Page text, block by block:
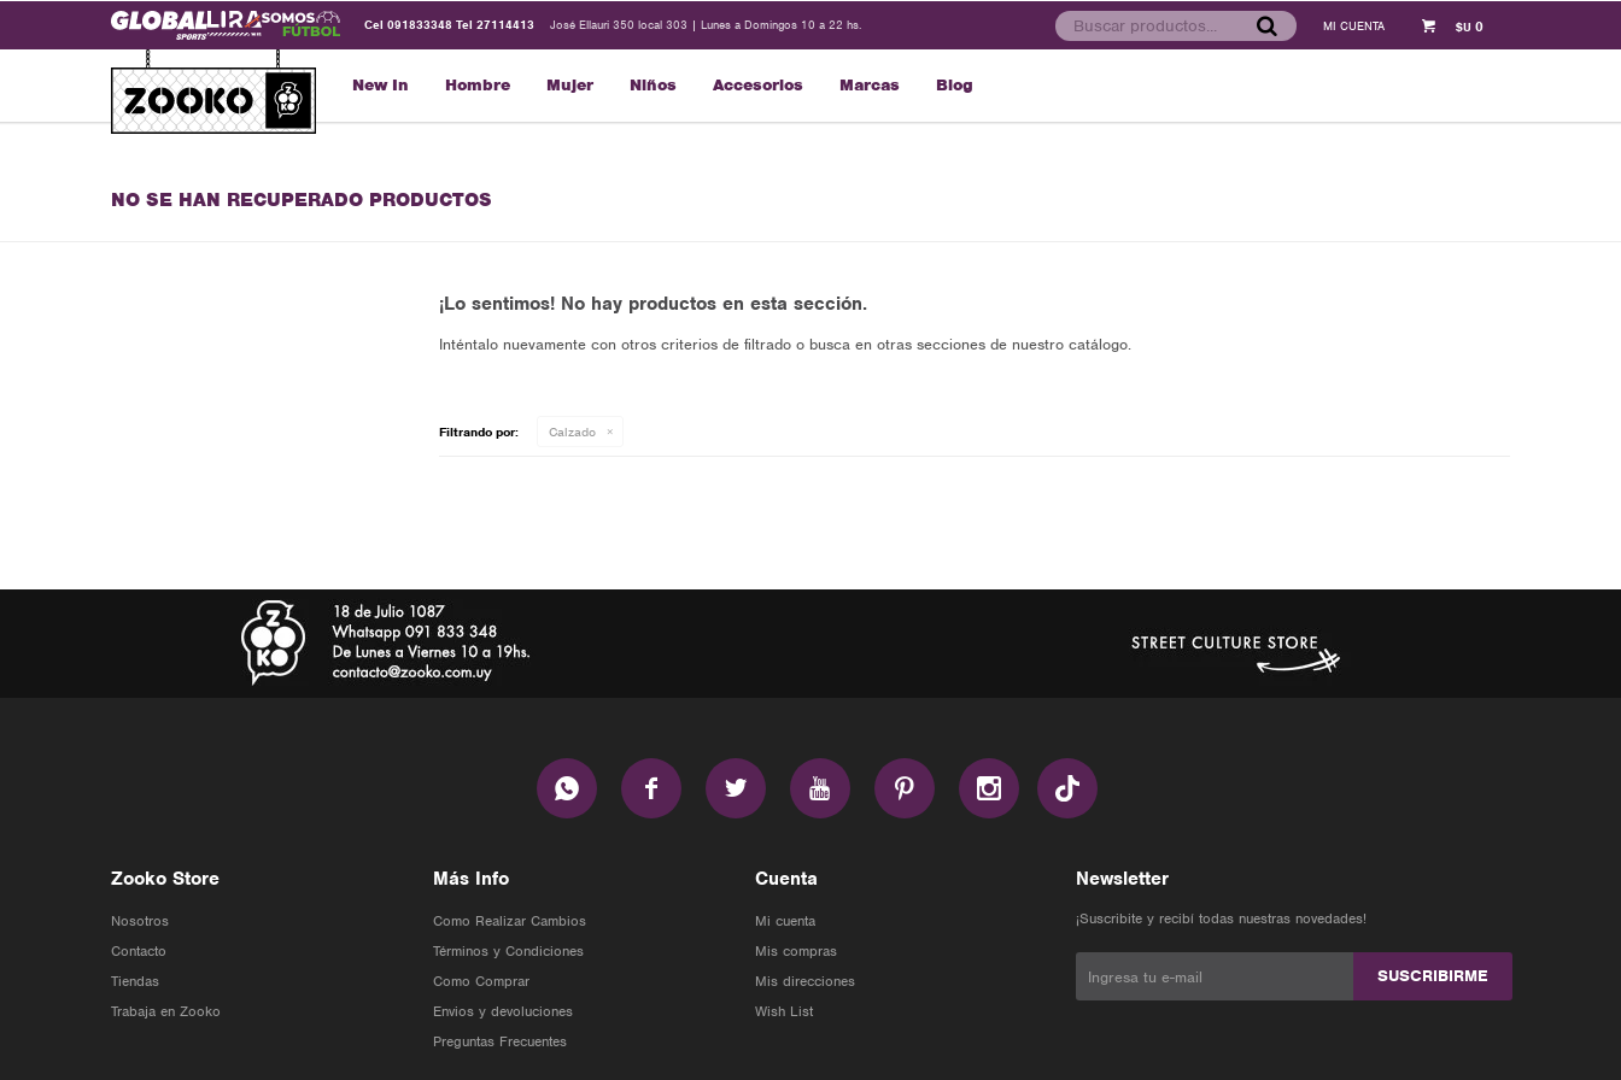
New In Hombre Mujer Niños Accesorios Marcas Blog
$U 0
Cel 091833348 Tel 27114413 José Ellauri 350 local 303 | Lunes a Domingos 10 a 22 hs.
NO SE HAN RECUPERADO PRODUCTOS
¡Lo sentimos! No hay productos en esta sección.
Inténtalo nuevamente con otros criterios de filtrado o busca en otras secciones de nuestro catálogo.
Filtrando por: Calzado
     
Zooko Store
Nosotros
Contacto
Tiendas
Trabaja en Zooko
Más Info
Como Realizar Cambios
Términos y Condiciones
Como Comprar
Envios y devoluciones
Preguntas Frecuentes
Cuenta
Mi cuenta
Mis compras
Mis direcciones
Wish List
Newsletter
¡Suscribite y recibí todas nuestras novedades!
SUSCRIBIRME